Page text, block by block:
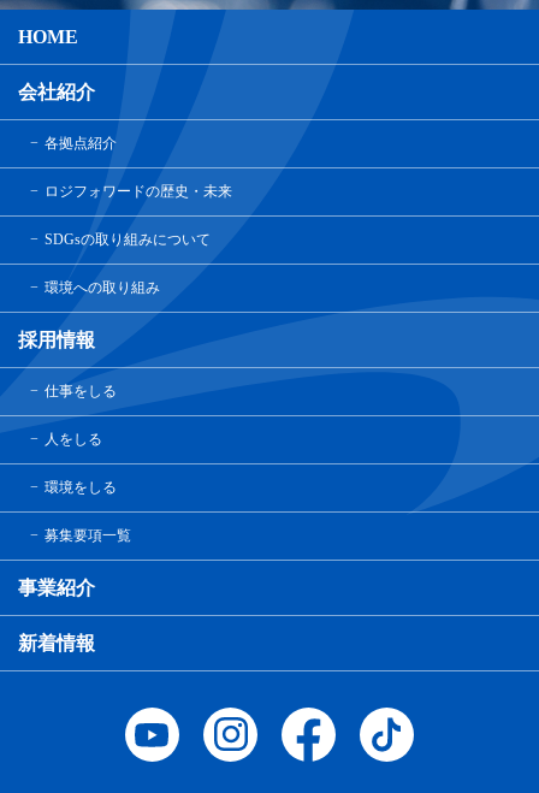
HOME
会社紹介
各拠点紹介
ロジフォワードの歴史・未来
SDGsの取り組みについて
環境への取り組み
採用情報
仕事をしる
人をしる
環境をしる
募集要項一覧
事業紹介
新着情報